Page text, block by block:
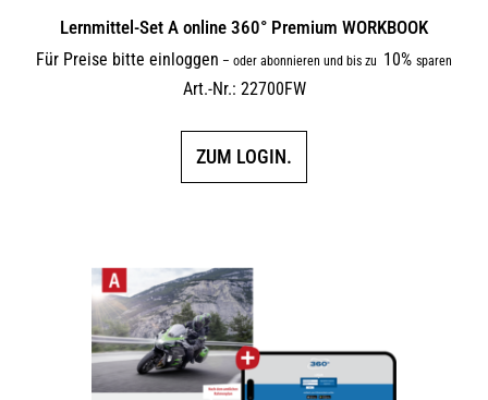
Lernmittel-Set A online 360° Premium WORKBOOK
Für Preise bitte einloggen – oder abonnieren und bis zu 10% sparen
Art.-Nr.: 22700FW
ZUM LOGIN.